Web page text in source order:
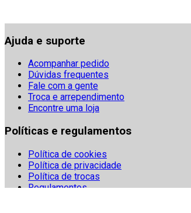
Ajuda e suporte
Acompanhar pedido
Dúvidas frequentes
Fale com a gente
Troca e arrependimento
Encontre uma loja
Políticas e regulamentos
Política de cookies
Política de privacidade
Política de trocas
Regulamentos